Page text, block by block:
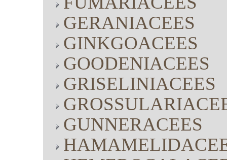
GERANIACEES
GINKGOACEES
GOODENIACEES
GRISELINIACEES
GUNNERACEES